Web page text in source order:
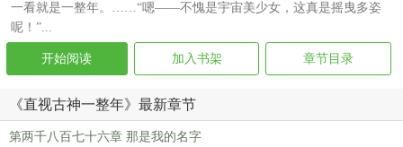
一看就是一整年。……“嗯——不愧是宇宙美少女，这真是摇曳多姿
呢！”...
开始阅读 加入书架 章节目录
《直视古神一整年》最新章节
第两千八百七十六章 那是我的名字